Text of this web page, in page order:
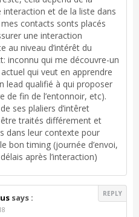
interaction et de la liste dans
contacts sonts placés
une interaction
au niveau d’intérêt du
inconnu qui me découvre-un
qui veut en apprendre
lead qualifié à qui proposer
de fin de l’entonnoir, etc).
ses plaliers d’intêret
traités différement et
dans leur contexte pour
bon timing (journée d’envoi,
après l’interaction)
says : REPLY